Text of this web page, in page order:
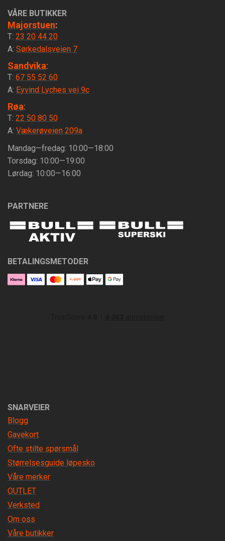
VÅRE BUTIKKER
Majorstuen:
T: 23 20 44 20
A: Sørkedalsveien 7
Sandvika:
T: 67 55 52 60
A: Eyvind Lyches vei 9c
Røa:
T: 22 50 80 50
A: Vækerøveien 209a
Mandag—fredag: 10:00—18:00
Torsdag: 10:00—19:00
Lørdag: 10:00—16:00
PARTNERE
BETALINGSMETODER
SNARVEIER
Blogg
Gavekort
Ofte stilte spørsmål
Størrelsesguide løpesko
Våre merker
OUTLET
Verksted
Om oss
Våre butikker